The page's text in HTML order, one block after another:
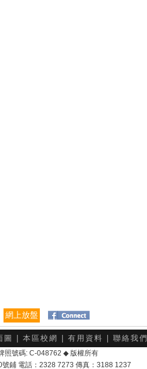
網上放盤
圖 本區校網 有用資料 聯絡我們
照號碼: C-048762 ◆ 版權所有
鋪 電話：2328 7273 傳真：3188 1237